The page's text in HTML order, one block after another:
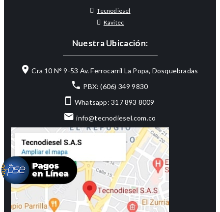
Tecnodiesel
Kavitec
Nuestra Ubicación:
Cra 10 N° 9-53 Av. Ferrocarril La Popa, Dosquebradas
PBX: (606) 349 9830
Whatsapp: 317 893 8009
info@tecnodiesel.com.co